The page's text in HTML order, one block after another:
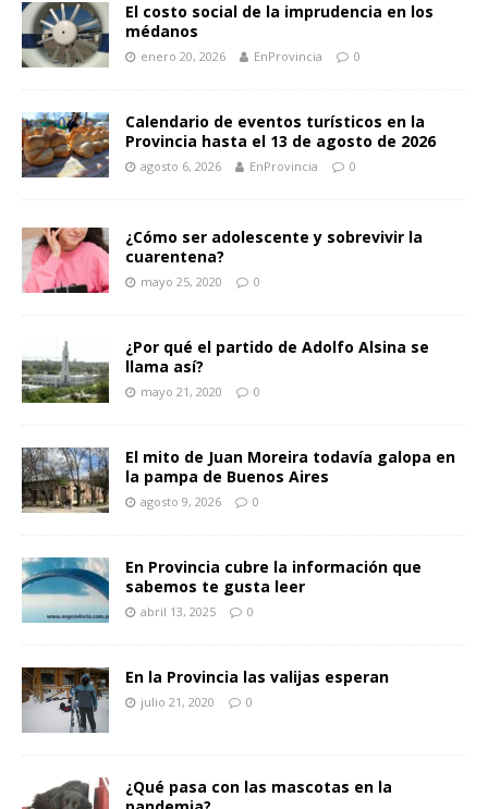
El costo social de la imprudencia en los
médanos
enero 20, 2026 EnProvincia 0
Calendario de eventos turísticos en la
Provincia hasta el 13 de agosto de 2026
agosto 6, 2026 EnProvincia 0
¿Cómo ser adolescente y sobrevivir la
cuarentena?
mayo 25, 2020 0
¿Por qué el partido de Adolfo Alsina se
llama así?
mayo 21, 2020 0
El mito de Juan Moreira todavía galopa en
la pampa de Buenos Aires
agosto 9, 2026 0
En Provincia cubre la información que
sabemos te gusta leer
abril 13, 2025 0
En la Provincia las valijas esperan
julio 21, 2020 0
¿Qué pasa con las mascotas en la